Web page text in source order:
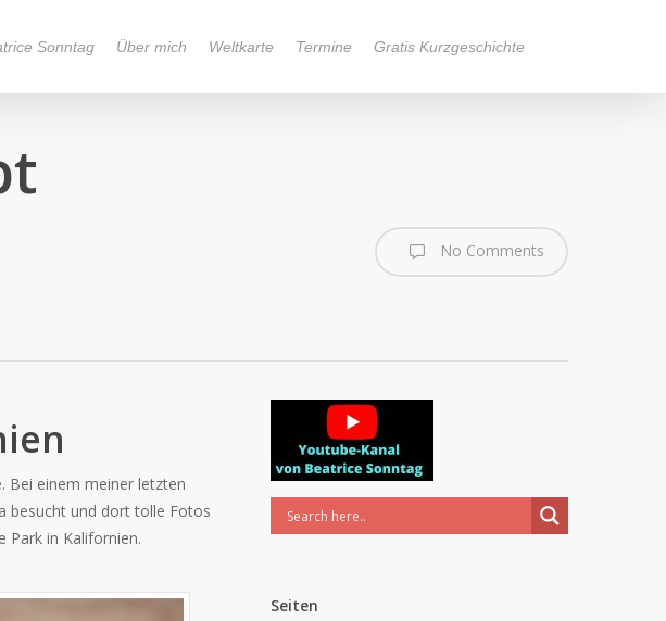
Sonntag Über mich Weltkarte Termine Gratis Kurzgeschichte
No Comments
Bei einem meiner letzten
besucht und dort tolle Fotos
Park in Kalifornien.
Seiten